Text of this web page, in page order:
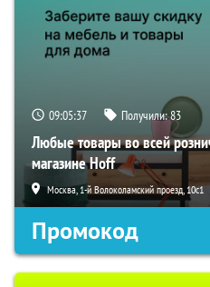
09:05:36 Получили:83
Любые товары во всей
магазине Hoff
Москва, 1-й Волоколамский проезд, 10с1
Промокод